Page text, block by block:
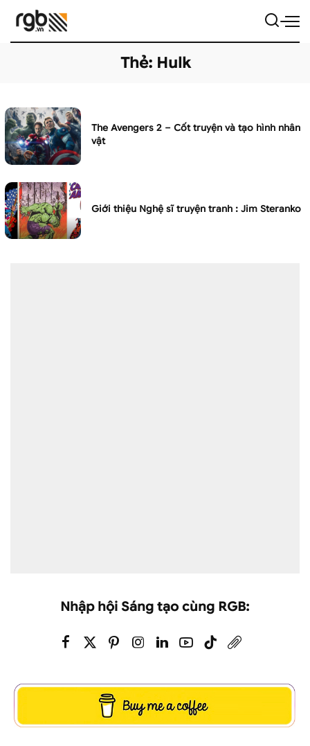
Thẻ: Hulk
The Avengers 2 – Cốt truyện và tạo hình nhân
vật
Giới thiệu Nghệ sĩ truyện tranh : Jim Steranko
Nhập hội Sáng tạo cùng RGB: